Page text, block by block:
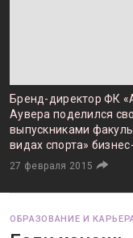
Бренд-директор ФК
Аувера поделился
выпускниками
видах спорта»
27 февраля 2015
ОБРАЗОВАНИЕ И